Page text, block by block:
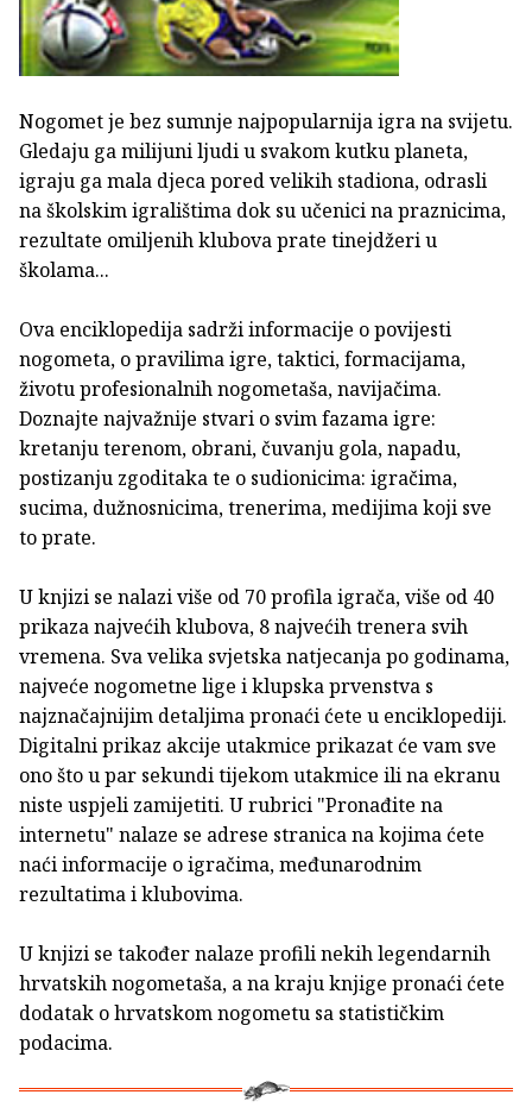
Nogomet je bez sumnje najpopularnija igra na svijetu.
Gledaju ga milijuni ljudi u svakom kutku planeta,
igraju ga mala djeca pored velikih stadiona, odrasli
na školskim igralištima dok su učenici na praznicima,
rezultate omiljenih klubova prate tinejdžeri u
školama...
Ova enciklopedija sadrži informacije o povijesti
nogometa, o pravilima igre, taktici, formacijama,
životu profesionalnih nogometaša, navijačima.
Doznajte najvažnije stvari o svim fazama igre:
kretanju terenom, obrani, čuvanju gola, napadu,
postizanju zgoditaka te o sudionicima: igračima,
sucima, dužnosnicima, trenerima, medijima koji sve
to prate.
U knjizi se nalazi više od 70 profila igrača, više od 40
prikaza najvećih klubova, 8 najvećih trenera svih
vremena. Sva velika svjetska natjecanja po godinama,
najveće nogometne lige i klupska prvenstva s
najznačajnijim detaljima pronaći ćete u enciklopediji.
Digitalni prikaz akcije utakmice prikazat će vam sve
ono što u par sekundi tijekom utakmice ili na ekranu
niste uspjeli zamijetiti. U rubrici "Pronađite na
internetu" nalaze se adrese stranica na kojima ćete
naći informacije o igračima, međunarodnim
rezultatima i klubovima.
U knjizi se također nalaze profili nekih legendarnih
hrvatskih nogometaša, a na kraju knjige pronaći ćete
dodatak o hrvatskom nogometu sa statističkim
podacima.